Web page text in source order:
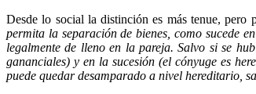
Desde lo social la distinción es más tenue, pero
permita la separación de bienes, como sucede
legalmente de lleno en la pareja. Salvo si se
gananciales) y en la sucesión (el cónyuge es
puede quedar desamparado a nivel hereditario,